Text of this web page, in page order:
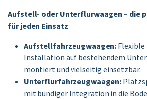
Aufstell- oder Unterflurwaagen – die
für jeden Einsatz
Aufstellfahrzeugwaagen: Flexible
Installation auf bestehendem
montiert und vielseitig einsetzbar.
Unterflurfahrzeugwaagen:
mit bündiger Integration in die